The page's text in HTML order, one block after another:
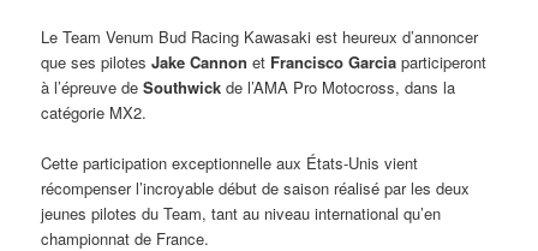
Le Team Venum Bud Racing Kawasaki est heureux d’annoncer
que ses pilotesJake Cannon et Francisco Garcia participeront
à l’épreuve deSouthwickde l’AMA Pro Motocross, dans la
catégorie MX2.
Cette participation exceptionnelle aux États-Unis vient
récompenser l’incroyable début de saison réalisé par les deux
jeunes pilotes du Team, tant au niveau international qu’en
championnat de France.